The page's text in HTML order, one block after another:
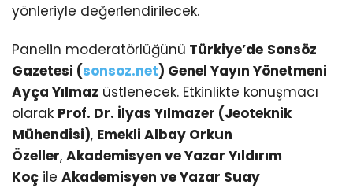
yönleriyle değerlendirilecek.
Panelin moderatörlüğünü Türkiye’de Sonsöz
Gazetesi (sonsoz.net) Genel Yayın Yönetmeni
Ayça Yılmaz üstlenecek. Etkinlikte konuşmacı
olarak Prof. Dr. İlyas Yılmazer (Jeoteknik
Mühendisi), Emekli Albay Orkun
Özeller, Akademisyen ve Yazar Yıldırım
Koç ile Akademisyen ve Yazar Suay